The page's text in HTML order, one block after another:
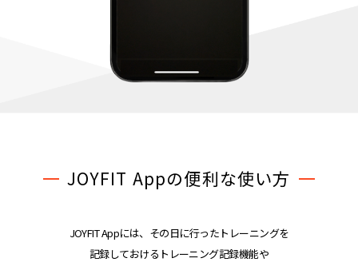
JOYFIT Appの便利な使い方
JOYFIT Appには、その日に行ったトレーニングを
記録しておけるトレーニング記録機能や